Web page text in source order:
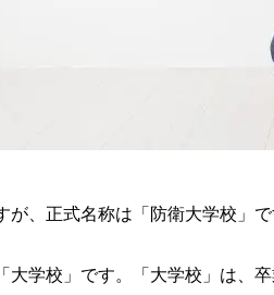
が、正式名称は「防衛大学校」で
大学校」です。「大学校」は、